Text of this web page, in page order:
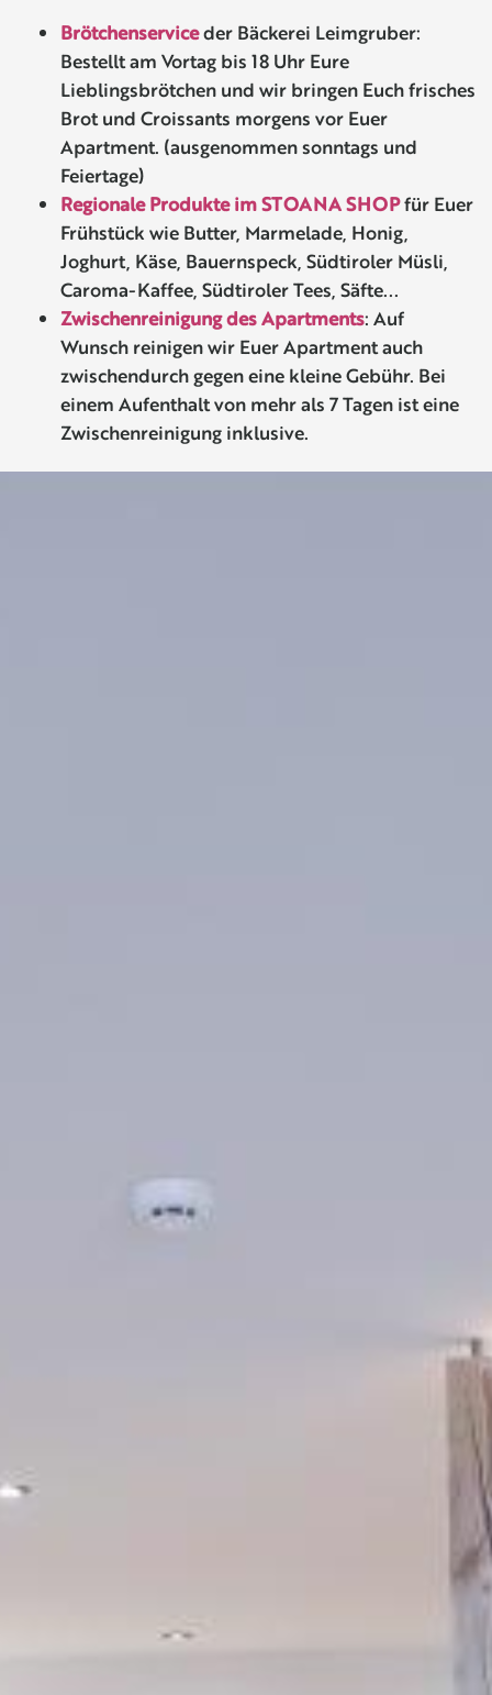
Brötchenserviceder Bäckerei Leimgruber:
Bestellt am Vortag bis 18 Uhr Eure
Lieblingsbrötchen und wir bringen Euch frisches
Brot und Croissants morgens vor Euer
Apartment. (ausgenommen sonntags und
Feiertage)
Regionale Produkte im STOANA SHOPfür Euer
Frühstück wie Butter, Marmelade, Honig,
Joghurt, Käse, Bauernspeck, Südtiroler Müsli,
Caroma-Kaffee, Südtiroler Tees, Säfte...
Zwischenreinigung des Apartments: Auf
Wunsch reinigen wir Euer Apartment auch
zwischendurch gegen eine kleine Gebühr. Bei
einem Aufenthalt von mehr als 7 Tagen ist eine
Zwischenreinigung inklusive.